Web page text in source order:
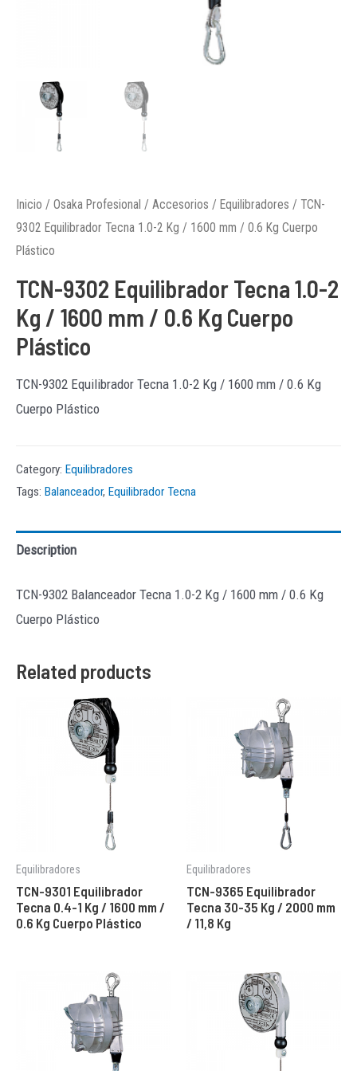
Inicio / Osaka Profesional / Accesorios / Equilibradores / TCN-
9302 Equilibrador Tecna 1.0-2 Kg / 1600 mm / 0.6 Kg Cuerpo
Plástico
TCN-9302 Equilibrador Tecna 1.0-2
Kg / 1600 mm / 0.6 Kg Cuerpo
Plástico
TCN-9302 Equilibrador Tecna 1.0-2 Kg / 1600 mm / 0.6 Kg
Cuerpo Plástico
Category: Equilibradores
Tags: Balanceador, Equilibrador Tecna
Description
TCN-9302 Balanceador Tecna 1.0-2 Kg / 1600 mm / 0.6 Kg
Cuerpo Plástico
Related products
Equilibradores
TCN-9301 Equilibrador
Tecna 0.4-1 Kg / 1600 mm /
0.6 Kg Cuerpo Plástico
Equilibradores
TCN-9365 Equilibrador
Tecna 30-35 Kg / 2000 mm
/ 11,8 Kg